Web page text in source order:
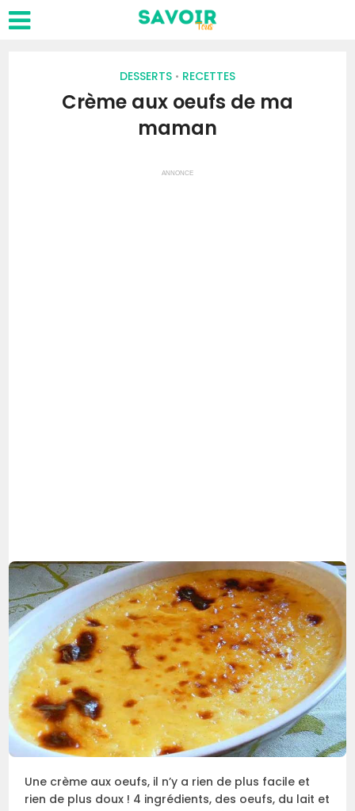
DESSERTS • RECETTES
Crème aux oeufs de ma
maman
ANNONCE
Une crème aux oeufs, il n’y a rien de plus facile et
rien de plus doux ! 4 ingrédients, des oeufs, du lait et